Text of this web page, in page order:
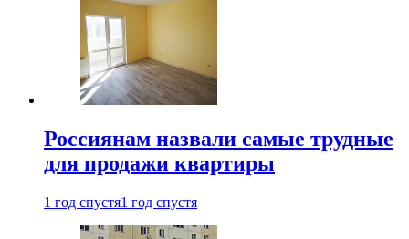
Россиянам назвали самые трудные
для продажи квартиры
1 год спустя1 год спустя